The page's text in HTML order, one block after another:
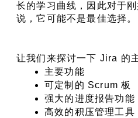
长的学习曲线，因此对于
说，它可能不是最佳选择。
让我们来探讨一下 Jira 的
主要功能
可定制的 Scrum 板
强大的进度报告功能
高效的积压管理工具